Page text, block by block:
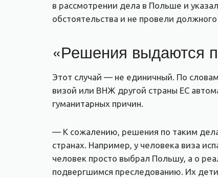
в рассмотрении дела в Польше и
обстоятельства и не провели
«Решения выдаются
Этот случай — не единичный. По
визой или ВНЖ другой страны ЕС
гуманитарных причин.
— К сожалению, решения по таким
странах. Например, у человека виза
человек просто выбрал Польшу, а о
подвергшимся преследованию. Их